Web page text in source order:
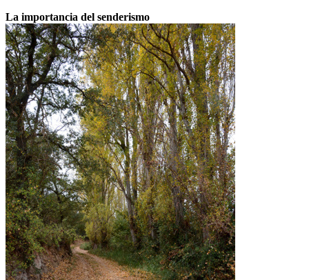
La importancia del senderismo